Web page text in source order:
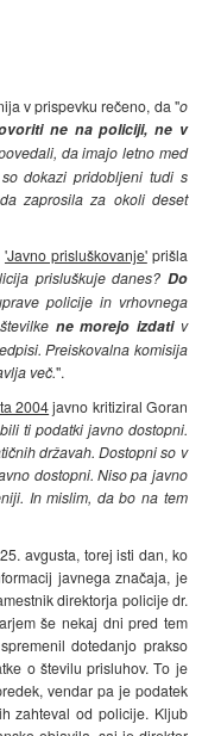
v prispevku rečeno, da "o
ne na policiji, ne v
da imajo letno med
dokazi pridobljeni tudi s
zaprosila za okoli deset
'Javno prisluškovanje'prišla
prisluškuje danes? Do
policije in vrhovnega
ne morejo izdativ
Preiskovalna komisija
več.".
2004javno kritiziral Goran
ti podatki javno dostopni.
državah. Dostopni so v
dostopni. Niso pa javno
In mislim, da bo na tem
avgusta, torej isti dan, ko
javnega značaja, je
direktorja policije dr.
še nekaj dni pred tem
dotedanjo prakso
o številu prisluhov. To je
vendar pa je podatek
zahteval od policije. Kljub